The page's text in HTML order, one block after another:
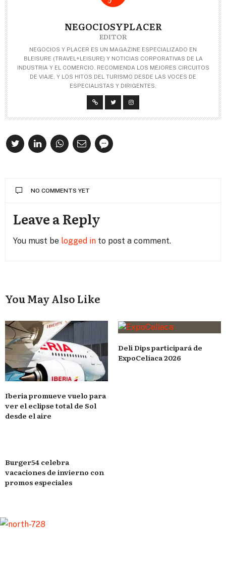
NEGOCIOSYPLACER
EDITOR
NEGOCIOS Y PLACER ES UN MAGAZINE ESPECIALIZADO EN
BLEISURE (TRAVEL+LEISURE) Y NOTICIAS CORPORATIVAS DE LA
INDUSTRIA Y EL COMERCIO. RECOMIENDA LOS MEJORES CIRCUITOS
DE VIAJE, Y LOS HITOS DEL TURISMO DESDE LAS VOCES DE
ESPECIALISTAS Y DIRIGENTES.
NO COMMENTS YET
Leave a Reply
You must be logged in to post a comment.
You May Also Like
Iberia promueve vuelo para
ver el eclipse total de Sol
desde el aire
Deli Dips participará de
ExpoCelíaca 2026
Burger54 celebra
vacaciones de invierno con
promos especiales